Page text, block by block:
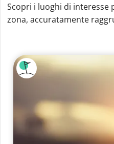
Scopri i luoghi di interesse
zona, accuratamente